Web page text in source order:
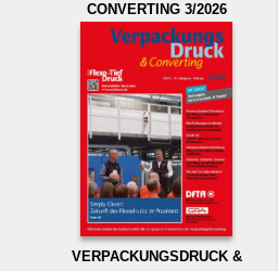
CONVERTING 3/2026
VERPACKUNGSDRUCK &